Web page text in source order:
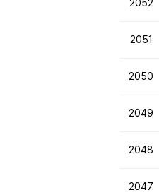
2052
2051
2050
2049
2048
2047